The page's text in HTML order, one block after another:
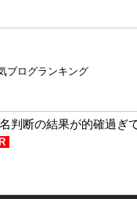
ブログランキング
判断の結果が的確過ぎ